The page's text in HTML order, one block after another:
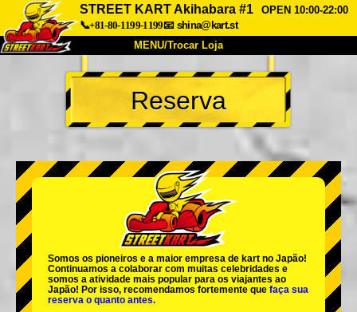
STREET KART Akihabara #1
OPEN 10:00-22:00
📞+81-80-1199-1199📧 shina@kart.st
MENU/Trocar Loja
INÍCIO
Sobre Especificações Preços
Empresa Reserva
Trocar Loja
Tokyo Shinagawa Tokyo Akihabara#1
Tokyo Akihabara#2
Tokyo Shibuya Annex Tokyo Bay
Tokyo Asakusa Osaka
Reserva
Somos os pioneiros e a maior empresa de kart no Japão!
Continuamos a colaborar com muitas celebridades e
somos a atividade mais popular para os viajantes ao
Japão! Por isso, recomendamos fortemente que faça sua
reserva o quanto antes.